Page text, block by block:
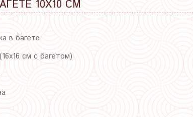
10Х10 СМ
в багете
см с багетом)